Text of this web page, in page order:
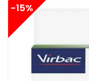
-15%